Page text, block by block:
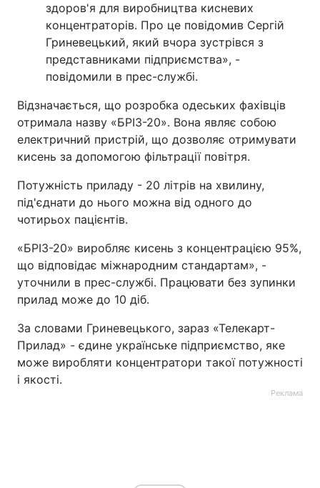
здоров'я для виробництва кисневих
концентраторів. Про це повідомив Сергій
Гриневецький, який вчора зустрівся з
представниками підприємства», -
повідомили в прес-службі.
Відзначається, що розробка одеських фахівців
отримала назву «БРІЗ-20». Вона являє собою
електричний пристрій, що дозволяє отримувати
кисень за допомогою фільтрації повітря.
Потужність приладу - 20 літрів на хвилину,
під'єднати до нього можна від одного до
чотирьох пацієнтів.
«БРІЗ-20» виробляє кисень з концентрацією 95%,
що відповідає міжнародним стандартам», -
уточнили в прес-службі. Працювати без зупинки
прилад може до 10 діб.
За словами Гриневецького, зараз «Телекарт-
Прилад» - єдине українське підприємство, яке
може виробляти концентратори такої потужності
і якості.
Реклама